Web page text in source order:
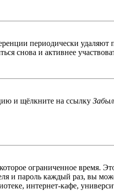
периодически удаляют
снова и активнее
и щёлкните на ссылку
ограниченное время.
и пароль каждый раз, вы
интернет-кафе,